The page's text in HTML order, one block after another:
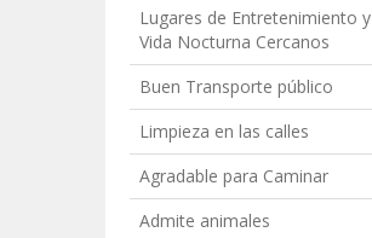
Lugares de Entretenimiento y
Vida Nocturna Cercanos
Buen Transporte público
Limpieza en las calles
Agradable para Caminar
Admite animales